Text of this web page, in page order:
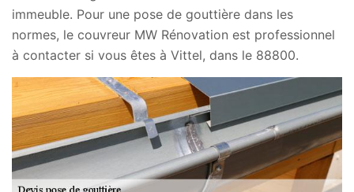
immeuble. Pour une pose de gouttière dans les
normes, le couvreur MW Rénovation est professionnel
à contacter si vous êtes à Vittel, dans le 88800.